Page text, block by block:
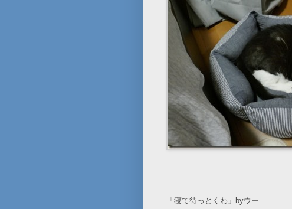
「寝て待っとくわ」byウー